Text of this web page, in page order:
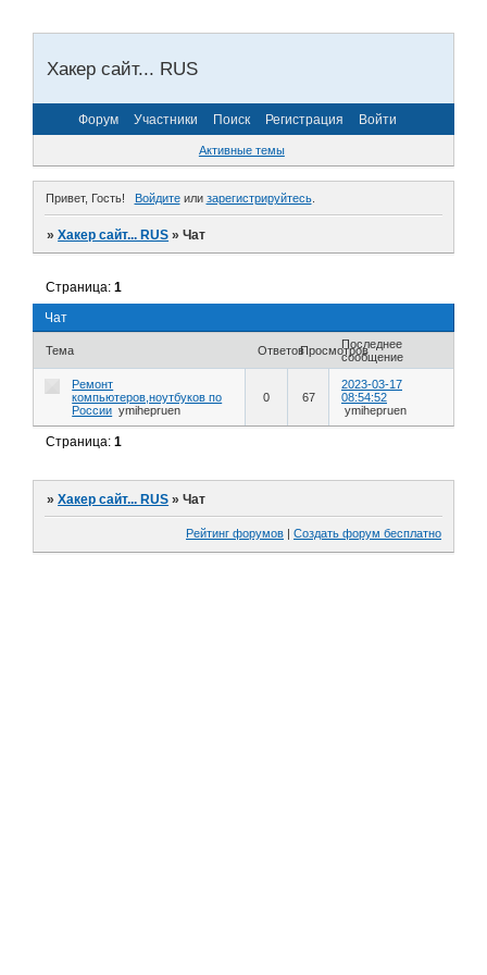
Хакер сайт... RUS
Форум Участники Поиск Регистрация Войти
Активные темы
Привет, Гость! Войдитеили зарегистрируйтесь.
»Хакер сайт... RUS »Чат
Чат
Страница:1
Тема ОтветовПросмотровПоследнее
сообщение
Ремонт
компьютеров,ноутбуков по
России ymihepruen
0 67
2023-03-17
08:54:52
ymihepruen
Страница:1
»Хакер сайт... RUS »Чат
Рейтинг форумов Создать форум бесплатно